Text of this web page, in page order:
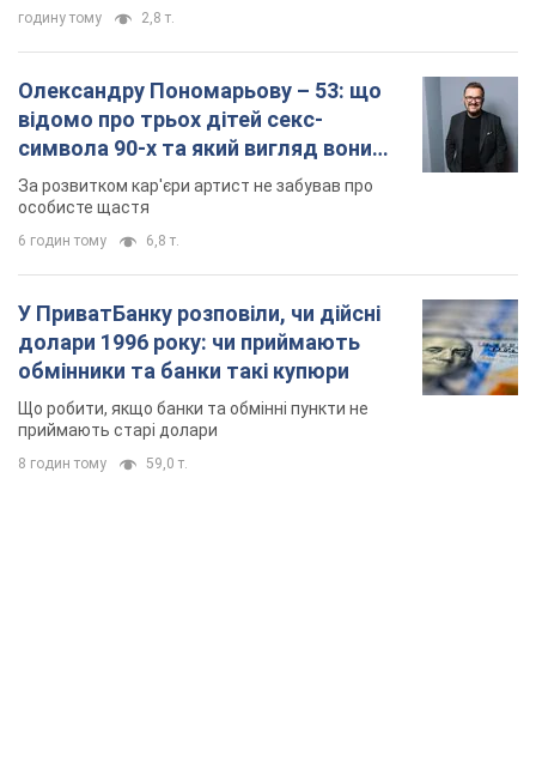
годину тому 2,8 т.
Олександру Пономарьову – 53: що
відомо про трьох дітей секс-
символа 90-х та який вигляд вони
мають
За розвитком кар'єри артист не забував про
особисте щастя
6 годин тому 6,8 т.
У ПриватБанку розповіли, чи дійсні
долари 1996 року: чи приймають
обмінники та банки такі купюри
Що робити, якщо банки та обмінні пункти не
приймають старі долари
8 годин тому 59,0 т.